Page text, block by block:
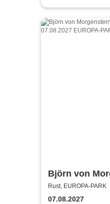
Björn von
Rust, EUROPA-PARK
07.08.2027